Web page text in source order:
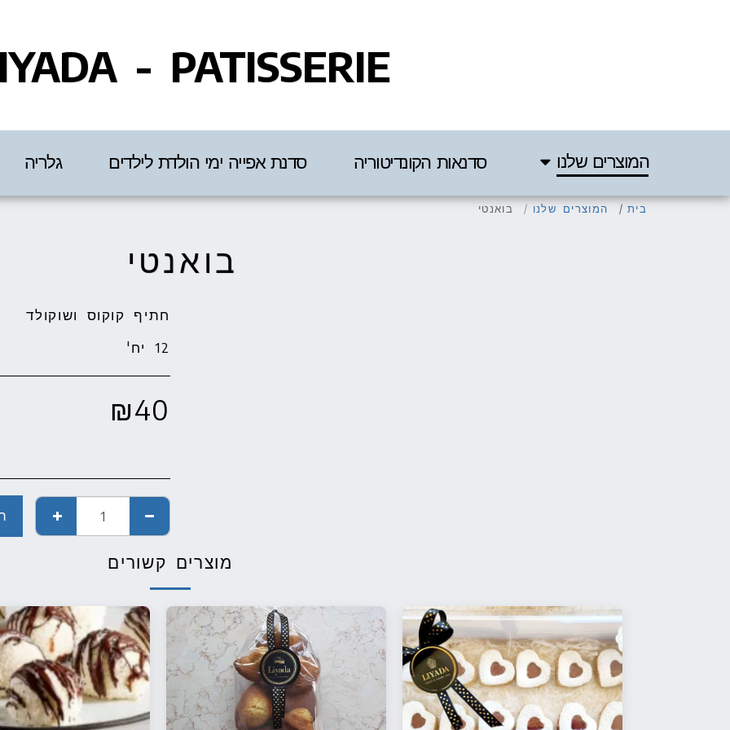
- PATISSERIE
המוצרים שלנו סדנאות הקונדיטוריה סדנת אפייה ימי הולדת לילדים גלריה
בית המוצרים שלנו בואנטי
בואנטי
חתיף קוקוס ושוקולד
12 יח'
₪40
מוצרים קשורים